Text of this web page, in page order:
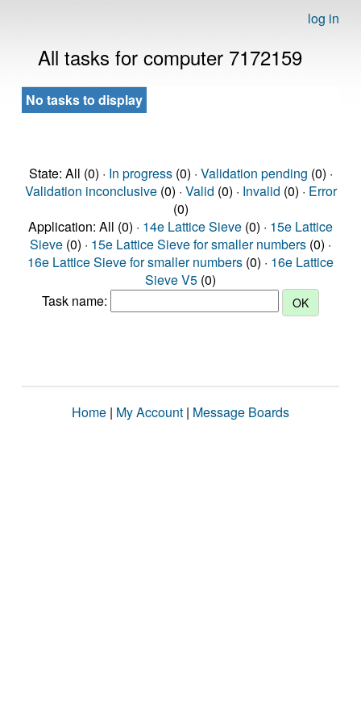
log in
All tasks for computer 7172159
No tasks to display
State: All (0) · In progress(0) · Validation pending (0) ·
Validation inconclusive(0) · Valid (0) · Invalid (0) · Error
(0)
Application: All (0) · 14e Lattice Sieve (0) · 15e Lattice
Sieve (0) · 15e Lattice Sieve for smaller numbers (0) ·
16e Lattice Sieve for smaller numbers (0) · 16e Lattice
Sieve V5 (0)
Task name:
Home | My Account | Message Boards